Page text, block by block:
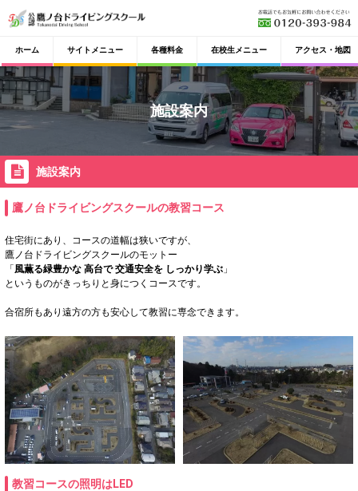
ホーム サイトメニュー 各種料金 在校生メニュー アクセス・地図
施設案内
施設案内
鷹ノ台ドライビングスクールの教習コース
住宅街にあり、コースの道幅は狭いですが、
鷹ノ台ドライビングスクールのモットー
「 風薫る緑豊かな 高台で 交通安全を しっかり学ぶ 」
というものがきっちりと身につくコースです。
合宿所もあり遠方の方も安心して教習に専念できます。
教習コースの照明はLED